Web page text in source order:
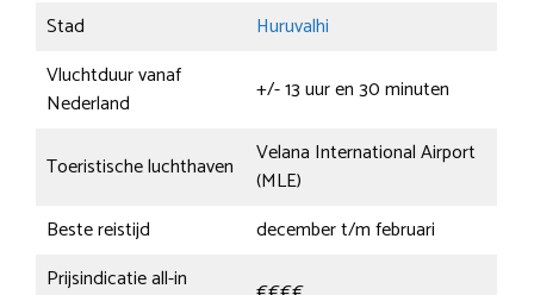
Stad
Huruvalhi
Vluchtduur vanaf
Nederland
+/- 13 uur en 30 minuten
Toeristische luchthaven
Velana International Airport
(MLE)
Beste reistijd
december t/m februari
Prijsindicatie all-in